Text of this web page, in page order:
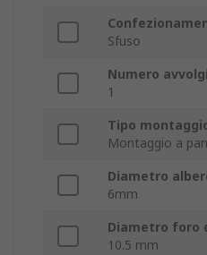
Sfuso
Numero
1
Tipo
Montaggio a
Diametro
6mm
Diametro foro
10.5 mm